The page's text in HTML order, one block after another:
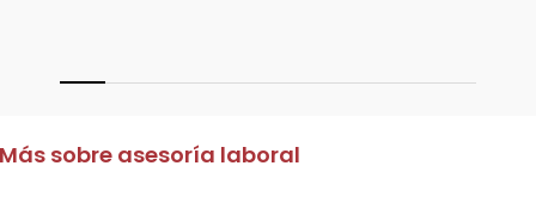
sobre asesoría laboral